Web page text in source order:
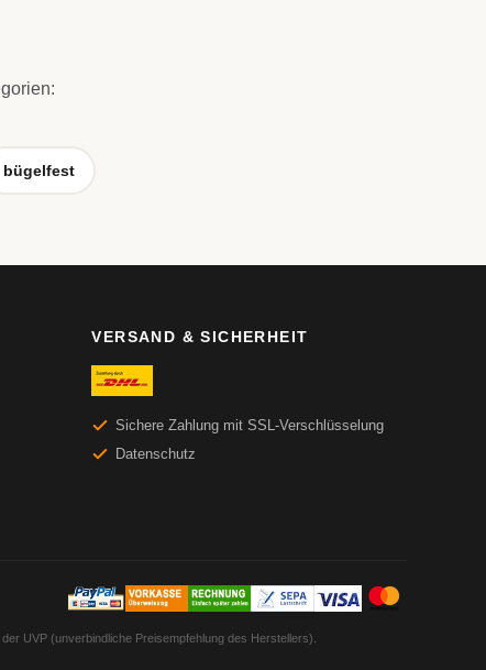
bügelfest
VERSAND & SICHERHEIT
Sichere Zahlung mit SSL-Verschlüsselung
Datenschutz
UVP (unverbindliche Preisempfehlung des Herstellers).